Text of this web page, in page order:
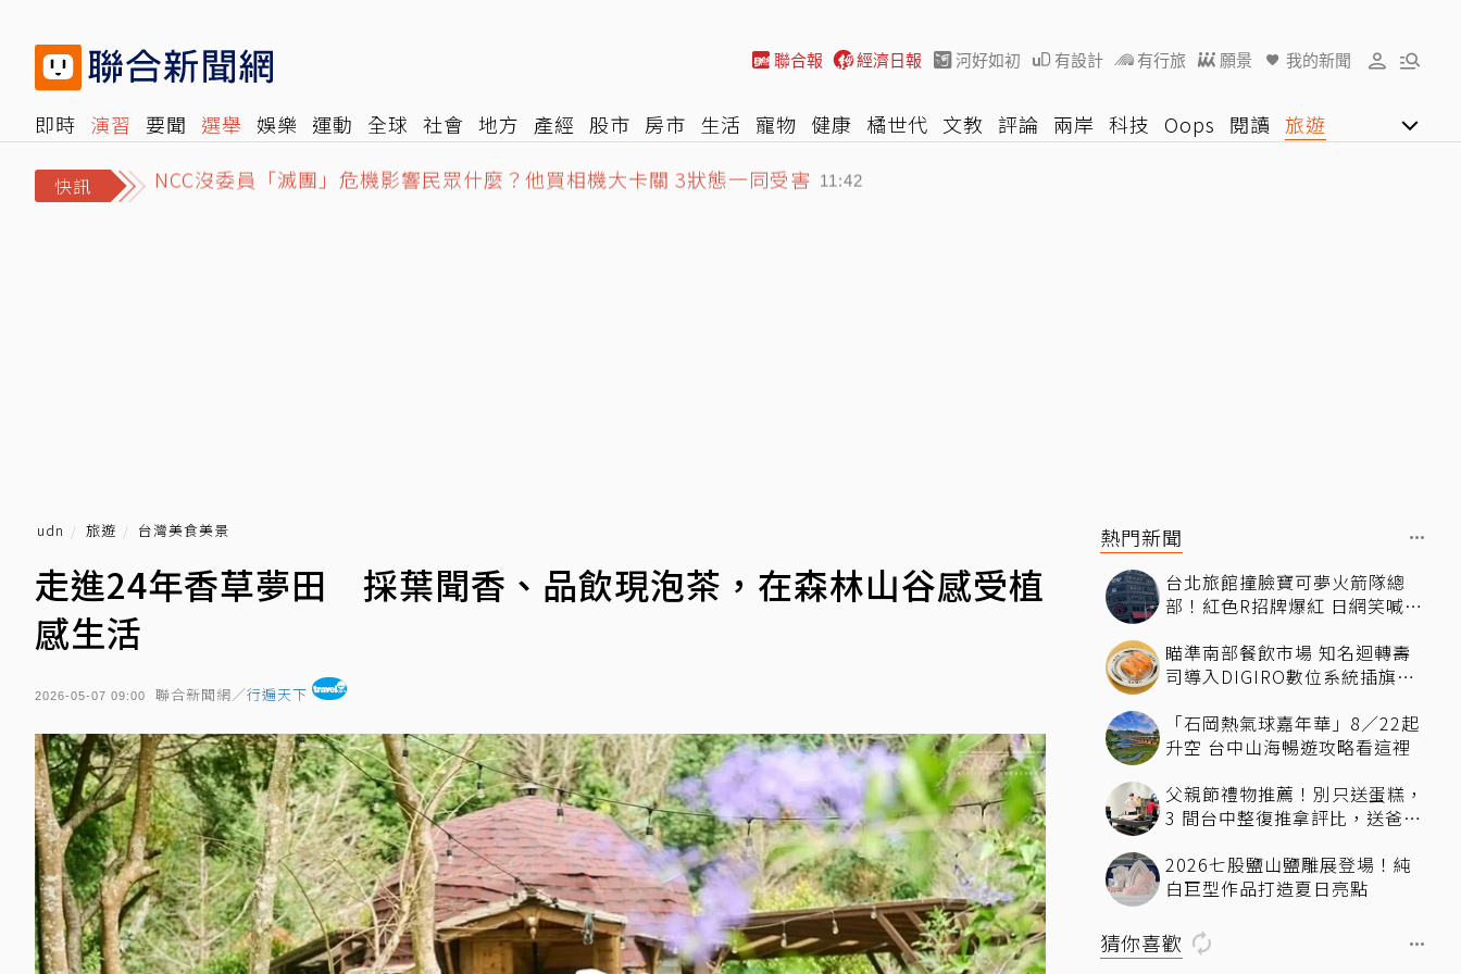
聯合報 經濟日報 河好如初 有設計 有行旅 願景 我的新聞
即時 演習 要聞 選舉 娛樂 運動 全球 社會 地方 產經 股市 房市 生活 寵物 健康 橘世代 文教 評論 兩岸 科技 Oops 閱讀 旅遊
快訊
NCC沒委員「滅團」危機影響民眾什麼？他買相機大卡關 3狀態一同受害
白海豚颱風「先蛻殼5次、再長途跋涉靠近大陸」 陸專家稱罕見 11:26
udn 旅遊 台灣美食美景
走進24年香草夢田 採葉聞香、品飲現泡茶，在森林山谷感受植
感生活
2026-05-07 09:00 聯合新聞網／行遍天下
熱門新聞
台北旅館撞臉寶可夢火箭隊總
部！紅色R招牌爆紅 日網笑喊：
瞄準南部餐飲市場 知名迴轉壽
司導入DIGIRO數位系統插旗台
「石岡熱氣球嘉年華」8／22起
升空 台中山海暢遊攻略看這裡
父親節禮物推薦！別只送蛋糕，
3 間台中整復推拿評比，送爸爸
2026七股鹽山鹽雕展登場！純
白巨型作品打造夏日亮點
猜你喜歡